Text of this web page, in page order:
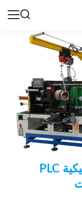
آلة تشكيل اللفائف الأوتوماتيكية PLC